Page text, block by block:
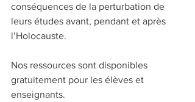
conséquences de la perturbation de
leurs études avant, pendant et après
l’Holocauste.
Nos ressources sont disponibles
gratuitement pour les élèves et
enseignants.